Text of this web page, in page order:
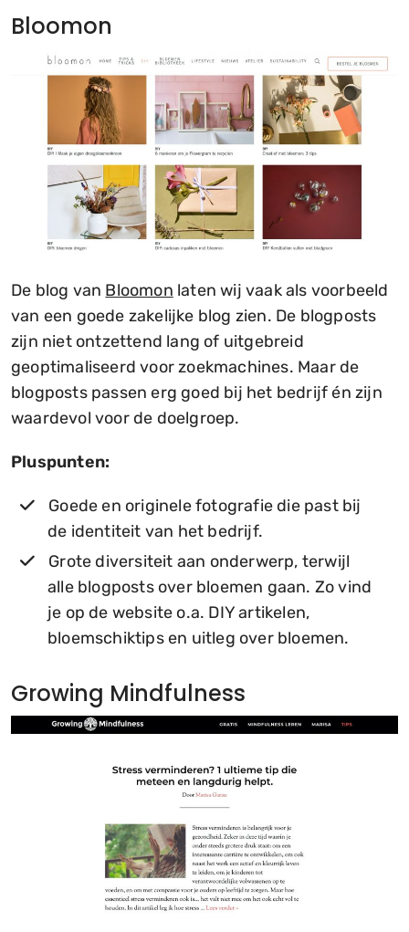
Bloomon
De blog van Bloomon laten wij vaak als voorbeeld
van een goede zakelijke blog zien. De blogposts
zijn niet ontzettend lang of uitgebreid
geoptimaliseerd voor zoekmachines. Maar de
blogposts passen erg goed bij het bedrijf én zijn
waardevol voor de doelgroep.
Pluspunten:
Goede en originele fotografie die past bij
de identiteit van het bedrijf.
Grote diversiteit aan onderwerp, terwijl
alle blogposts over bloemen gaan. Zo vind
je op de website o.a. DIY artikelen,
bloemschiktips en uitleg over bloemen.
Growing Mindfulness